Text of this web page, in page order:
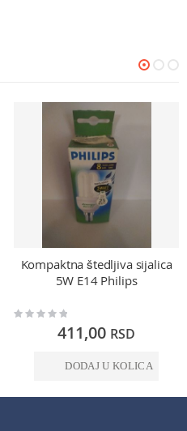
Kompaktna štedljiva sijalica
5W E14 Philips
Rating:
411,00 RSD
DODAJ U KOLICA